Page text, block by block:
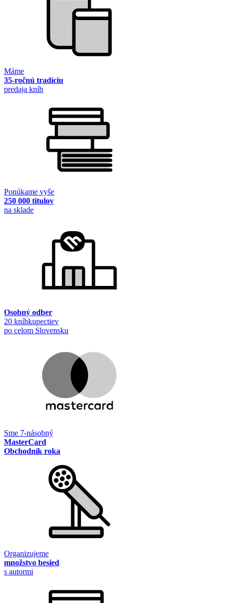
Máme
35-ročnú tradíciu
predaja kníh
Ponúkame vyše
250 000 titulov
na sklade
Osobný odber
20 kníhkupectiev
po celom Slovensku
Sme 7-násobný
MasterCard
Obchodník roka
Organizujeme
množstvo besied
s autormi